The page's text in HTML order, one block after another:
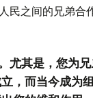
民之间的兄弟合
尤其是，您为
，而当今成为